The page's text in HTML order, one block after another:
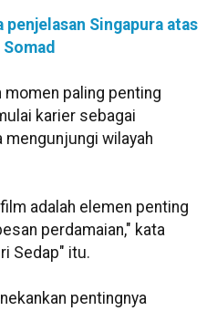
penjelasan Singapura atas
paling penting
karier sebagai
mengunjungi wilayah
adalah elemen penting
perdamaian," kata
Sedap" itu.
pentingnya